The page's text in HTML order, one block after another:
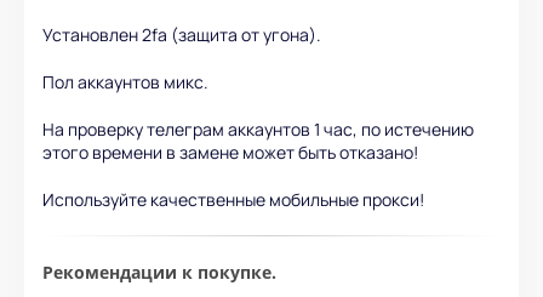
Установлен 2fa (защита от угона).
Пол аккаунтов микс.
На проверку телеграм аккаунтов 1 час, по истечению
этого времени в замене может быть отказано!
Используйте качественные мобильные прокси!
Рекомендации к покупке.